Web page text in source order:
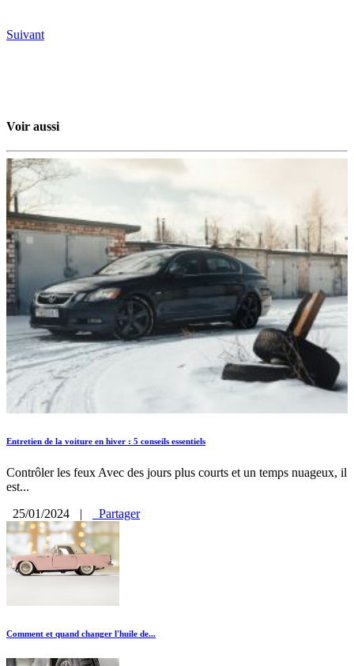
Suivant
Voir aussi
Entretien de la voiture en hiver : 5 conseils essentiels
Contrôler les feux Avec des jours plus courts et un temps nuageux, il
est...
25/01/2024
| Partager
Comment et quand changer l'huile de...